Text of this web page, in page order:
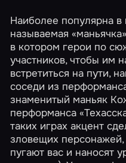
Наиболее популярна в
называемая
в котором герои по
участников, чтобы им
встретиться на пути,
соседи из
знаменитый маньяк
перформанса
таких играх акцент
зловещих
пугают вас и наносят